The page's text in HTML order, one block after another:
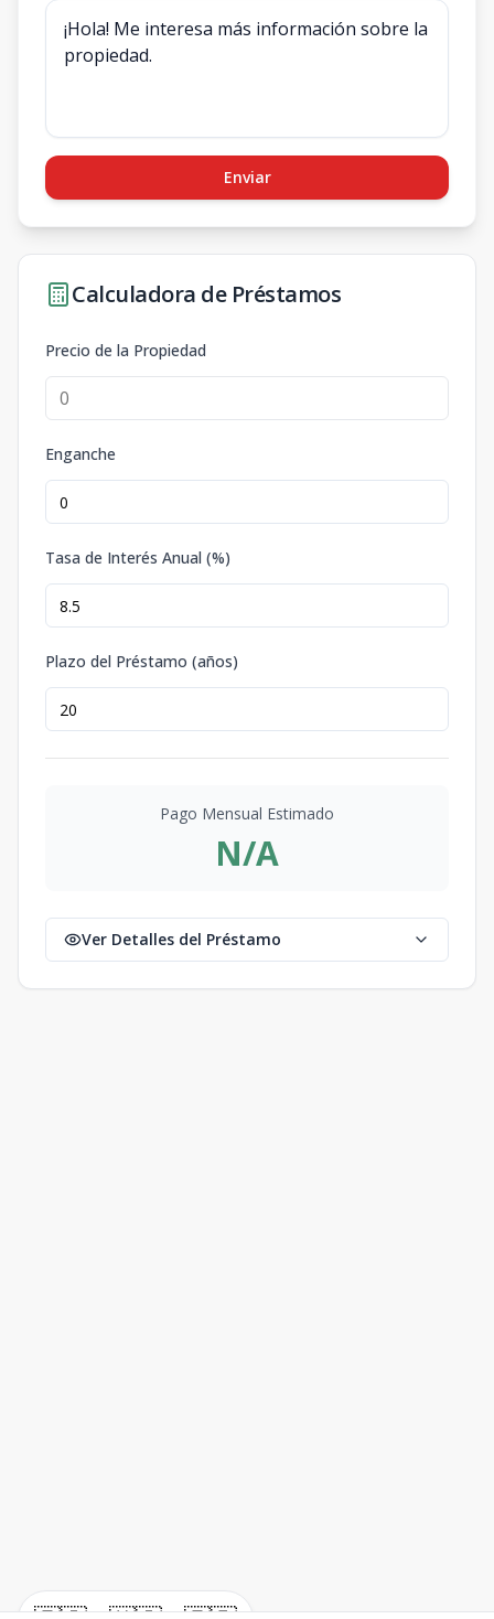
Enviar
Calculadora de Préstamos
Precio de la Propiedad
Enganche
Tasa de Interés Anual (%)
Plazo del Préstamo (años)
Pago Mensual Estimado
N/A
Ver Detalles del Préstamo